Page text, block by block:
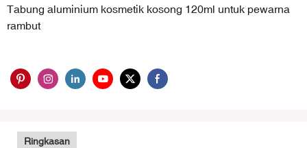
Tabung aluminium kosmetik kosong 120ml untuk pewarna
rambut
Ringkasan